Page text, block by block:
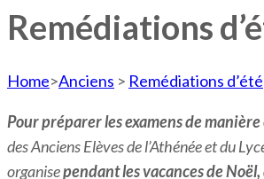
Remédiations
Home>Anciens > Remédiations d’été
Pour préparer les examens de
des Anciens Elèves de l’Athénée et du
organisependant les vacances de